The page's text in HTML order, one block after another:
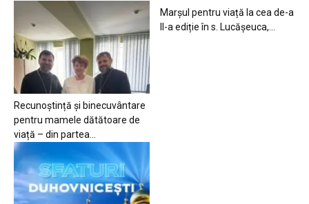
Recunoștință și binecuvântare
pentru mamele dătătoare de
viață – din partea...
Marșul pentru viață la cea de-a
II-a ediție în s. Lucășeuca,...